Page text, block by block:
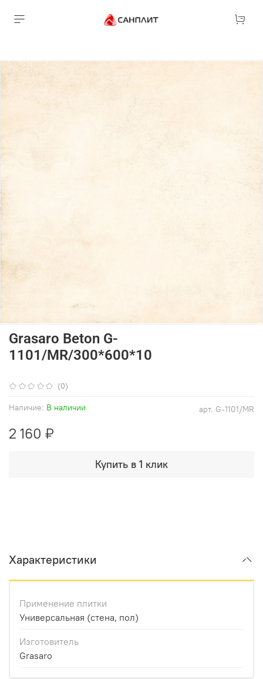
(0)
арт. G-1101/MR
Наличие: В наличии
Grasaro Beton G-
1101/MR/300*600*10
2 160 ₽
Купить в 1 клик
Характеристики
Применение плитки
Универсальная (стена, пол)
Изготовитель
Grasaro